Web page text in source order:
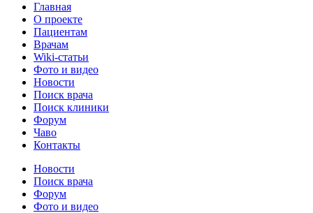
Главная
О проекте
Пациентам
Врачам
Wiki-статьи
Фото и видео
Новости
Поиск врача
Поиск клиники
Форум
Чаво
Контакты
Новости
Поиск врача
Форум
Фото и видео